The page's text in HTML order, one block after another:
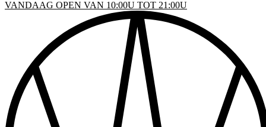
VANDAAG OPEN VAN 10:00U TOT 21:00U
& DRINKEN
INFO